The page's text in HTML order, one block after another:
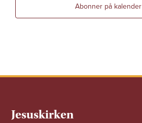
Abonner på kalender
Jesuskirken